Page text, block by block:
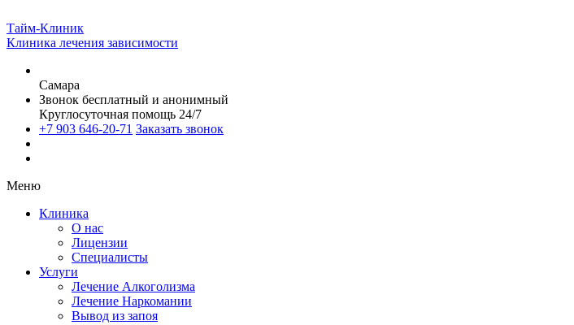
Тайм-Клиник
Клиника лечения зависимости
Самара
Звонок бесплатный и анонимный
Круглосуточная помощь 24/7
+7 903 646-20-71 Заказать звонок
Меню
Клиника
О нас
Лицензии
Специалисты
Услуги
Лечение Алкоголизма
Лечение Наркомании
Вывод из запоя